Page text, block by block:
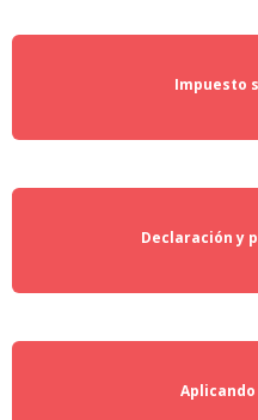
Impuesto
Declaración y